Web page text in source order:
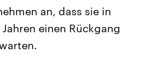
Podcasts
an, dass sie in
einen Rückgang